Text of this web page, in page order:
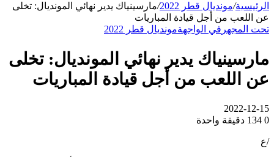
الرئيسية/مونديال قطر 2022 /مارسينياك يدير نهائي المونديال: تخلى
عن اللعب من أجل قيادة المباريات
تحت المجهر في الواجهةمونديال قطر 2022
مارسينياك يدير نهائي المونديال: تخلى
عن اللعب من أجل قيادة المباريات
2022-12-15
0
دقيقة واحدة
/ع